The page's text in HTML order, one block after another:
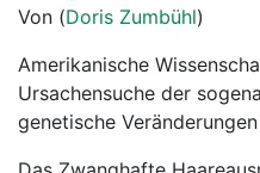
Ratgeber
Rubriken
Von (Doris Zumbühl)
Amerikanische
Ursachensuche der
genetische